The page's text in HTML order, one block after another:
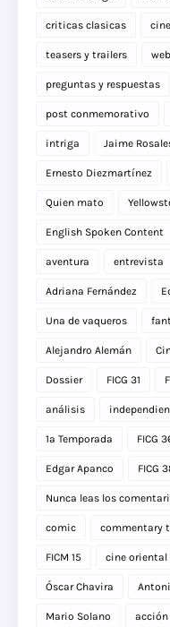
criticas clasicas
teasers y trailers
preguntas y respuestas
post conmemorativo
intriga Jaime
Ernesto Diezmartínez
Quien mato
English Spoken Content
aventura entrevista
Adriana Fernández
Una de vaqueros
Alejandro Alemán
Dossier FICG 31
análisis
1a Temporada FICG
Edgar Apanco FICG
Nunca leas los
comic commentary
FICM 15 cine oriental
Óscar Chavira
Mario Solano acción